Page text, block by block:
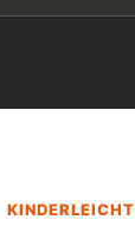
KINDERLEICHT